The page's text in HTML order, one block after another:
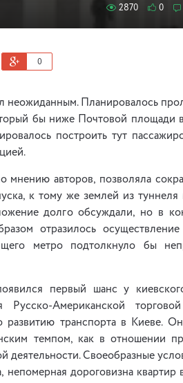
2870 0
0
неожиданным. Планировалось
бы ниже Почтовой площади
построить тут
мнению авторов, позволяла
к тому же землей из
долго обсуждали, но в
отразилось
метро подтолкнуло бы
первый шанс у
Русско-Американской
развитию транспорта в Киеве.
темпом, как в отношении
деятельности. Своеобразные
непомерная дороговизна